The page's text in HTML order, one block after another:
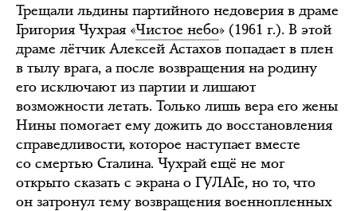
Трещали льдины партийного недоверия в драме
Григория Чухрая «Чистое небо» (1961 г.). В этой
драме лётчик Алексей Астахов попадает в плен
в тылу врага, а после возвращения на родину
его исключают из партии и лишают
возможности летать. Только лишь вера его жены
Нины помогает ему дожить до восстановления
справедливости, которое наступает вместе
со смертью Сталина. Чухрай ещё не мог
открыто сказать с экрана о ГУЛАГе, но то, что
он затронул тему возвращения военнопленных